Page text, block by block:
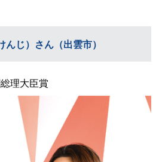
じ）さん（出雲市）
理大臣賞